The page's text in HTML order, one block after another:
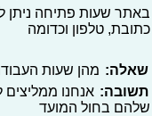
באתר שעות פתיחה ניתן
כתובת, טלפון וכדומה
שאלה: מהן שעות
תשובה: אנחנו
שלהם בחול המועד